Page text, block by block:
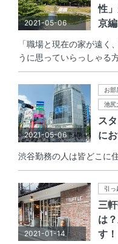
2021-05-06
性
京編
「職場と現在の家が遠く
うに思っていらっしゃる
2021-05-06
お部
池尻
ス
に
渋谷勤務の人は皆どこに
2021-01-14
引っ
三
は
す！